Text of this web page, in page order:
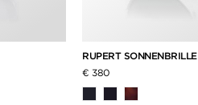
RUPERT SONNENBRILLE
€ 380